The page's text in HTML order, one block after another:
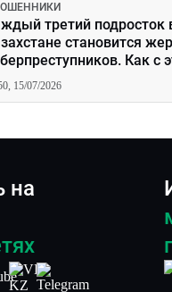
третий подросток
становится
Как с
15/07/2026
на